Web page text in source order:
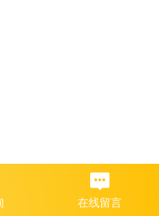
在线留言